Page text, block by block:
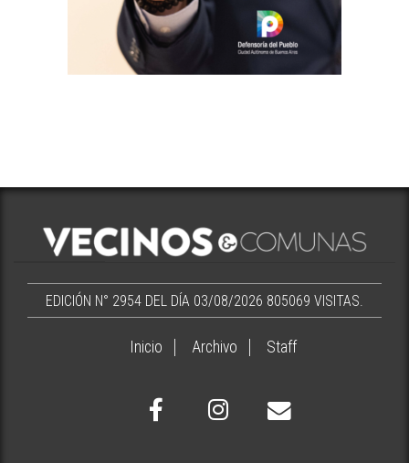
EDICIÓN N° 2954 DEL DÍA 03/08/2026 805069 VISITAS.
Inicio Archivo Staff